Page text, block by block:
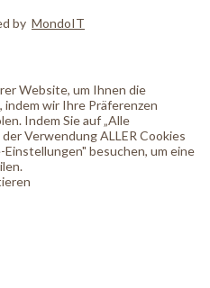
by MondoIT
Website, um Ihnen die
wir Ihre Präferenzen
Indem Sie auf „Alle
Verwendung ALLER Cookies
besuchen, um eine